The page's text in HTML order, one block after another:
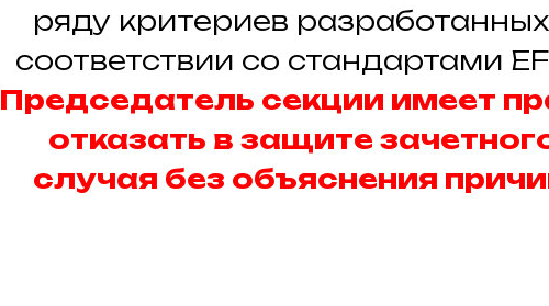
ряду критериев
соответствии со стандартами
Председатель секции имеет
отказать в защите
случая без объяснения